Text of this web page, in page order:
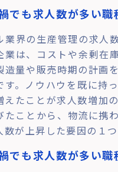
でも求人数が多い
業界の生産管理の求人
業は、コストや余剰在
造量や販売時期の計画
す。ノウハウを既に持
えたことが求人数増加
たことから、物流に携
数が上昇した要因の１
でも求人数が多い